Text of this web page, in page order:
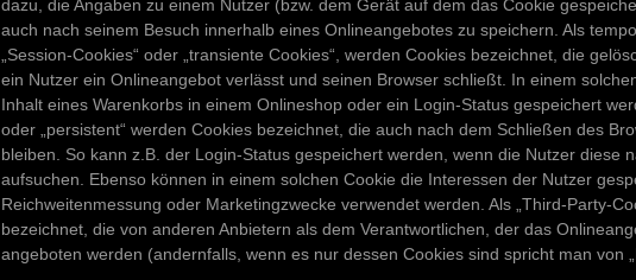
dazu, die Angaben zu einem Nutzer (bzw. dem Gerät auf dem das Cookie
auch nach seinem Besuch innerhalb eines Onlineangebotes zu speichern. Als
„Session-Cookies“ oder „transiente Cookies“, werden Cookies bezeichnet, die
ein Nutzer ein Onlineangebot verlässt und seinen Browser schließt. In einem
Inhalt eines Warenkorbs in einem Onlineshop oder ein Login-Status gespeichert
oder „persistent“ werden Cookies bezeichnet, die auch nach dem Schließen des
bleiben. So kann z.B. der Login-Status gespeichert werden, wenn die Nutzer diese
aufsuchen. Ebenso können in einem solchen Cookie die Interessen der Nutzer
Reichweitenmessung oder Marketingzwecke verwendet werden. Als „Third-Party-
bezeichnet, die von anderen Anbietern als dem Verantwortlichen, der das
angeboten werden (andernfalls, wenn es nur dessen Cookies sind spricht man von